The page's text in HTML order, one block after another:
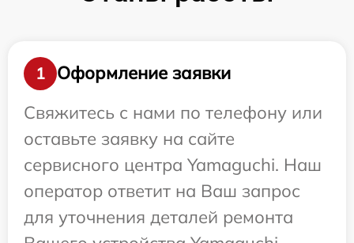
1
Оформление заявки
Свяжитесь с нами по телефону или
оставьте заявку на сайте
сервисного центра Yamaguchi. Наш
оператор ответит на Ваш запрос
для уточнения деталей ремонта